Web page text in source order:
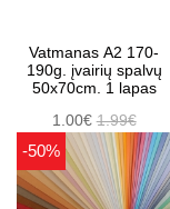
Vatmanas A2 170-
190g. įvairių spalvų
50x70cm. 1 lapas
1.00€1.99€
-50%